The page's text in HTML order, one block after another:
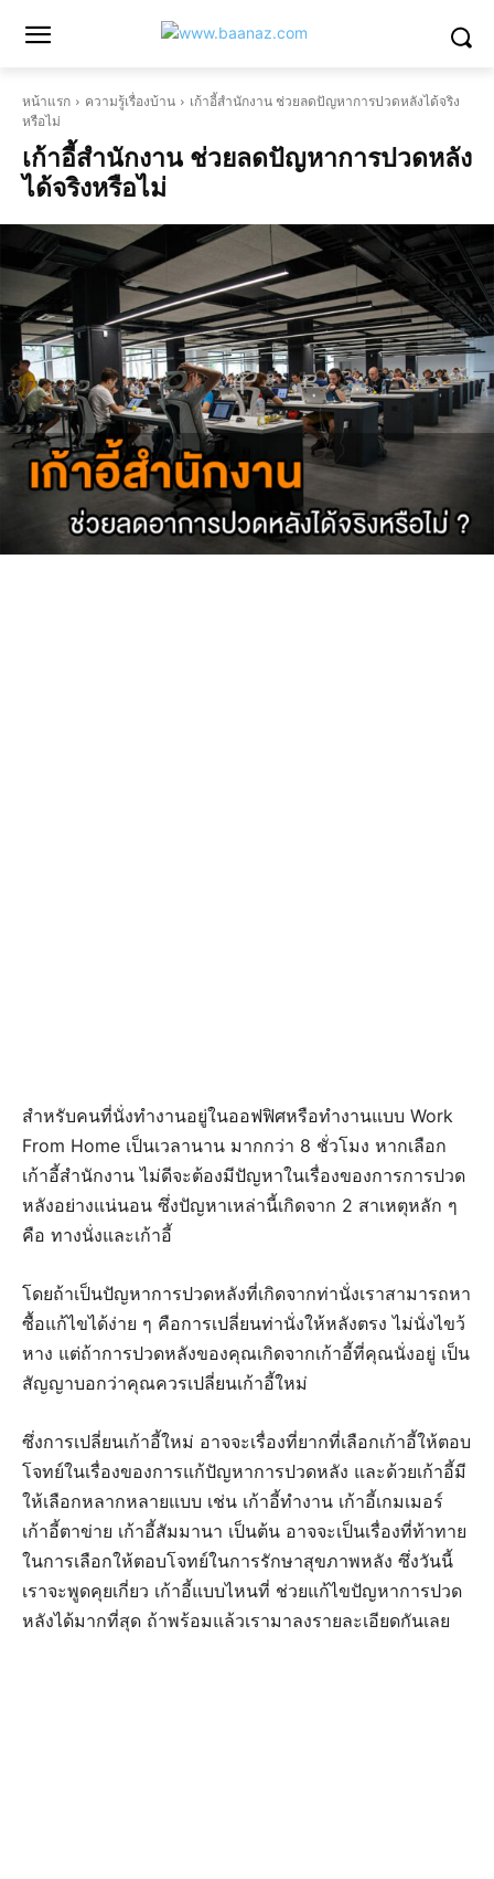
หน้าแรก ความรู้เรื่องบ้าน
เก้าอี้สำนักงาน ช่วยลดปัญหาการปวดหลังได้จริง
หรือไม่
เก้าอี้สำนักงาน ช่วยลดปัญหาการปวดหลัง
ได้จริงหรือไม่
สำหรับคนที่นั่งทำงานอยู่ในออฟฟิศหรือทำงานแบบ Work
From Home เป็นเวลานาน มากกว่า 8 ชั่วโมง หากเลือก
เก้าอี้สำนักงาน ไม่ดีจะต้องมีปัญหาในเรื่องของการการปวด
หลังอย่างแน่นอน ซึ่งปัญหาเหล่านี้เกิดจาก 2 สาเหตุหลัก ๆ
คือ ทางนั่งและเก้าอี้
โดยถ้าเป็นปัญหาการปวดหลังที่เกิดจากท่านั่งเราสามารถหา
ซื้อแก้ไขได้ง่าย ๆ คือการเปลี่ยนท่านั่งให้หลังตรง ไม่นั่งไขว้
หาง แต่ถ้าการปวดหลังของคุณเกิดจากเก้าอี้ที่คุณนั่งอยู่ เป็น
สัญญาบอกว่าคุณควรเปลี่ยนเก้าอี้ใหม่
ซึ่งการเปลี่ยนเก้าอี้ใหม่ อาจจะเรื่องที่ยากที่เลือกเก้าอี้ให้ตอบ
โจทย์ในเรื่องของการแก้ปัญหาการปวดหลัง และด้วยเก้าอี้มี
ให้เลือกหลากหลายแบบ เช่น เก้าอี้ทำงาน เก้าอี้เกมเมอร์
เก้าอี้ตาข่าย เก้าอี้สัมมานา เป็นต้น อาจจะเป็นเรื่องที่ท้าทาย
ในการเลือกให้ตอบโจทย์ในการรักษาสุขภาพหลัง ซึ่งวันนี้
เราจะพูดคุยเกี่ยว เก้าอี้แบบไหนที่ ช่วยแก้ไขปัญหาการปวด
หลังได้มากที่สุด ถ้าพร้อมแล้วเรามาลงรายละเอียดกันเลย